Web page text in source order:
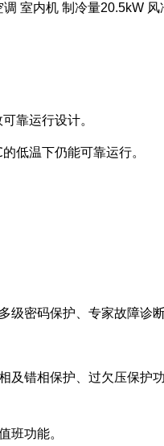
室内机 制冷量20.5kW
靠运行设计。
低温下仍能可靠运行。
级密码保护、专家故障诊断
及错相保护、过欠压保护
班功能。